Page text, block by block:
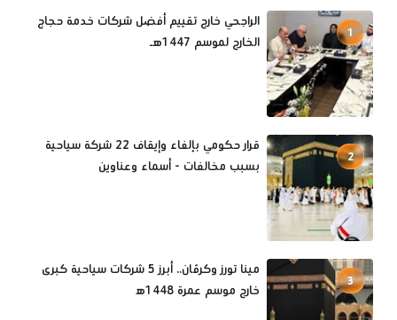
1
الراجحي خارج تقييم أفضل شركات خدمة حجاج
الخارج لموسم 1447هـ
2
قرار حكومي بإلغاء وإيقاف 22 شركة سياحية
بسبب مخالفات - أسماء وعناوين
3
مينا تورز وكرڤان.. أبرز 5 شركات سياحية كبرى
خارج موسم عمرة 1448ه‍